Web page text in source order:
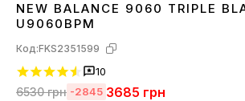
3637 3839404142 43 4445
NEW BALANCE 9060 TRIPLE
U9060BPM
Код:FKS2351599
10
6530грн -2845 3685 грн